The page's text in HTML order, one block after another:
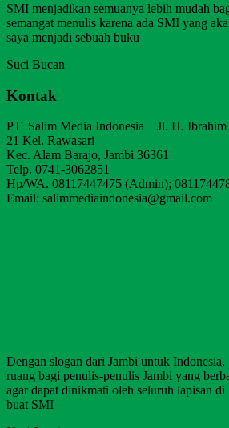
SMI menjadikan semuanya lebih mudah
semangat menulis karena ada SMI yang
saya menjadi sebuah buku
Suci Bucan
Kontak
PT Salim Media Indonesia Jl. H. Ibrahim
21 Kel. Rawasari
Kec. Alam Barajo, Jambi 36361
Telp. 0741-3062851
Hp/WA. 08117447475 (Admin);
Email: salimmediaindonesia@gmail.com
Dengan slogan dari Jambi untuk
ruang bagi penulis-penulis Jambi yang
agar dapat dinikmati oleh seluruh lapisan di
buat SMI